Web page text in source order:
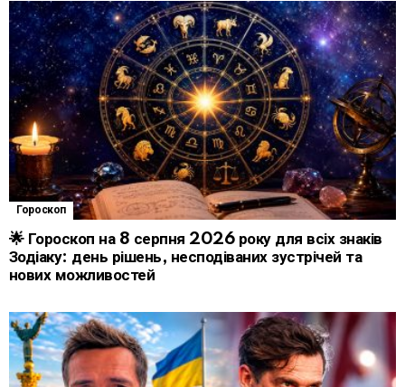
Гороскоп
🌟 Гороскоп на 8 серпня 2026 року для всіх знаків
Зодіаку: день рішень, несподіваних зустрічей та
нових можливостей